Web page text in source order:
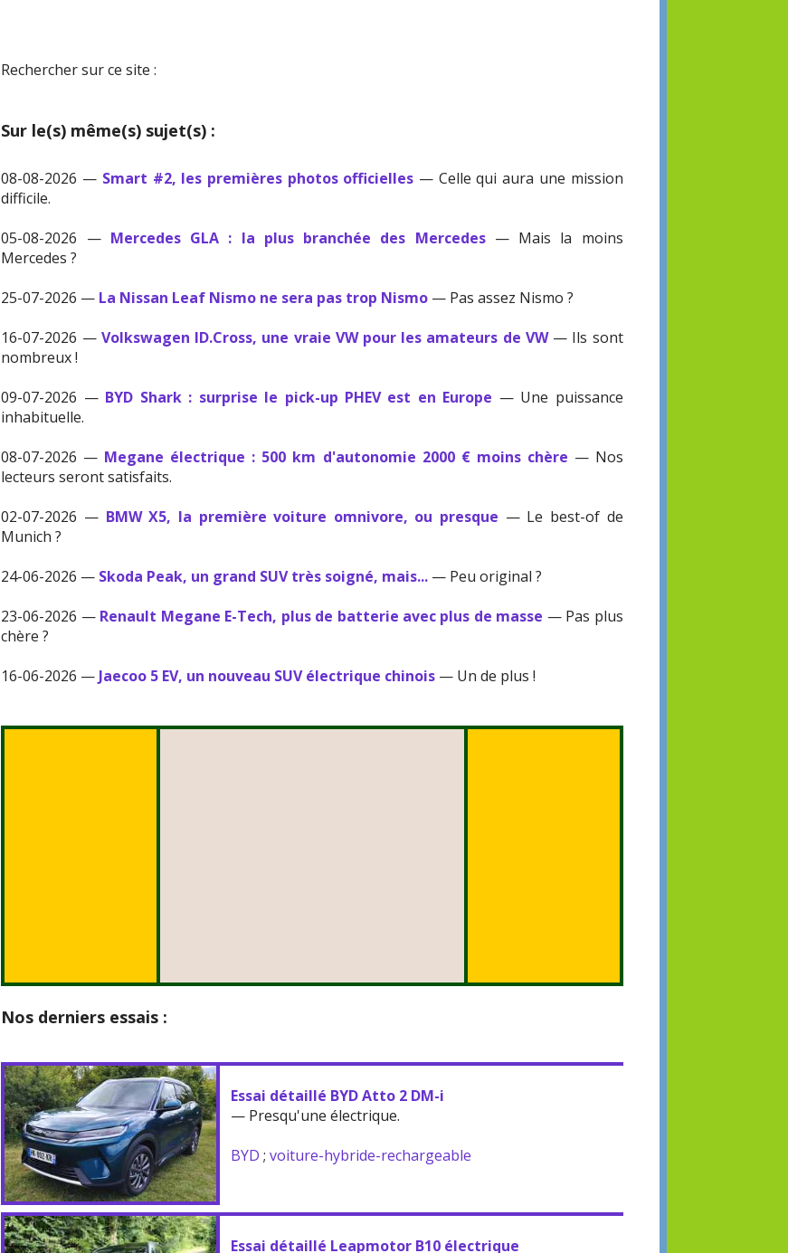
Rechercher sur ce site :
Sur le(s) même(s) sujet(s) :
08-08-2026 — Smart #2, les premières photos officielles — Celle qui aura une mission
difficile.
05-08-2026 — Mercedes GLA : la plus branchée des Mercedes— Mais la moins
Mercedes ?
25-07-2026 — La Nissan Leaf Nismo ne sera pas trop Nismo — Pas assez Nismo ?
16-07-2026 — Volkswagen ID.Cross, une vraie VW pour les amateurs de VW— Ils sont
nombreux !
09-07-2026 — BYD Shark : surprise le pick-up PHEV est en Europe — Une puissance
inhabituelle.
08-07-2026 — Megane électrique : 500 km d'autonomie 2000 € moins chère — Nos
lecteurs seront satisfaits.
02-07-2026 — BMW X5, la première voiture omnivore, ou presque — Le best-of de
Munich ?
24-06-2026 — Skoda Peak, un grand SUV très soigné, mais... — Peu original ?
23-06-2026 — Renault Megane E-Tech, plus de batterie avec plus de masse — Pas plus
chère ?
16-06-2026 — Jaecoo 5 EV, un nouveau SUV électrique chinois — Un de plus !
Nos derniers essais :
Essai détaillé BYD Atto 2 DM-i
— Presqu'une électrique.
BYD ;voiture-hybride-rechargeable
Essai détaillé Leapmotor B10 électrique